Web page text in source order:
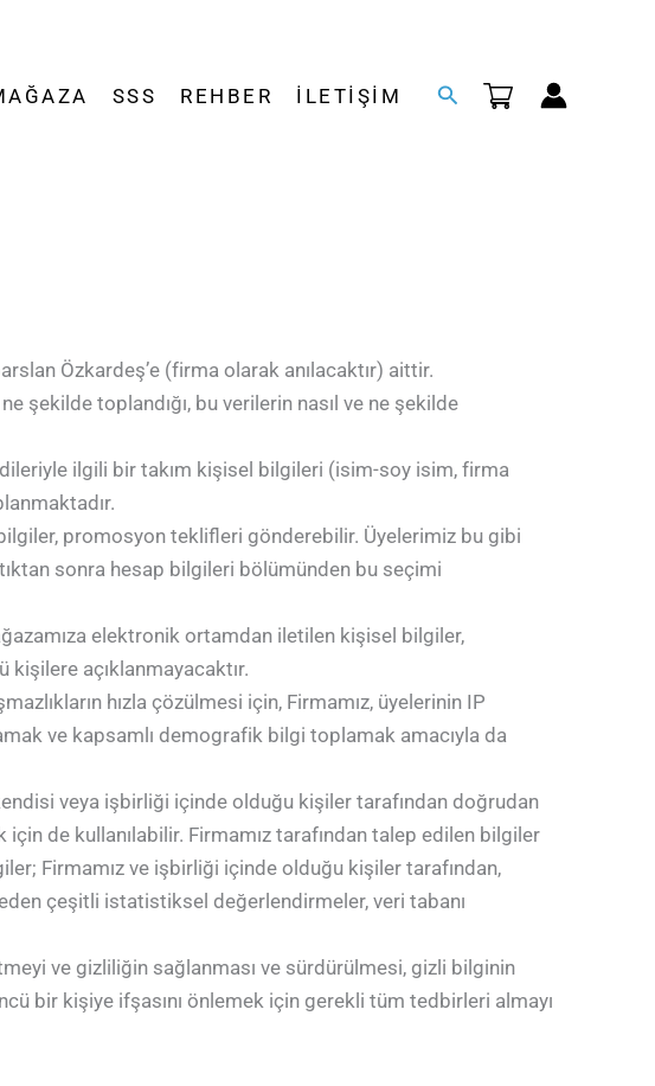
SSS REHBER İLETIŞIM Arama
Özkardeş’e (firma olarak anılacaktır) aittir.
şekilde toplandığı, bu verilerin nasıl ve ne şekilde
ilgili bir takım kişisel bilgileri (isim-soy isim, firma
promosyon teklifleri gönderebilir. Üyelerimiz bu gibi
sonra hesap bilgileri bölümünden bu seçimi
elektronik ortamdan iletilen kişisel bilgiler,
kişilere açıklanmayacaktır.
hızla çözülmesi için, Firmamız, üyelerinin IP
ve kapsamlı demografik bilgi toplamak amacıyla da
veya işbirliği içinde olduğu kişiler tarafından doğrudan
de kullanılabilir. Firmamız tarafından talep edilen bilgiler
Firmamız ve işbirliği içinde olduğu kişiler tarafından,
çeşitli istatistiksel değerlendirmeler, veri tabanı
ve gizliliğin sağlanması ve sürdürülmesi, gizli bilginin
bir kişiye ifşasını önlemek için gerekli tüm tedbirleri almayı